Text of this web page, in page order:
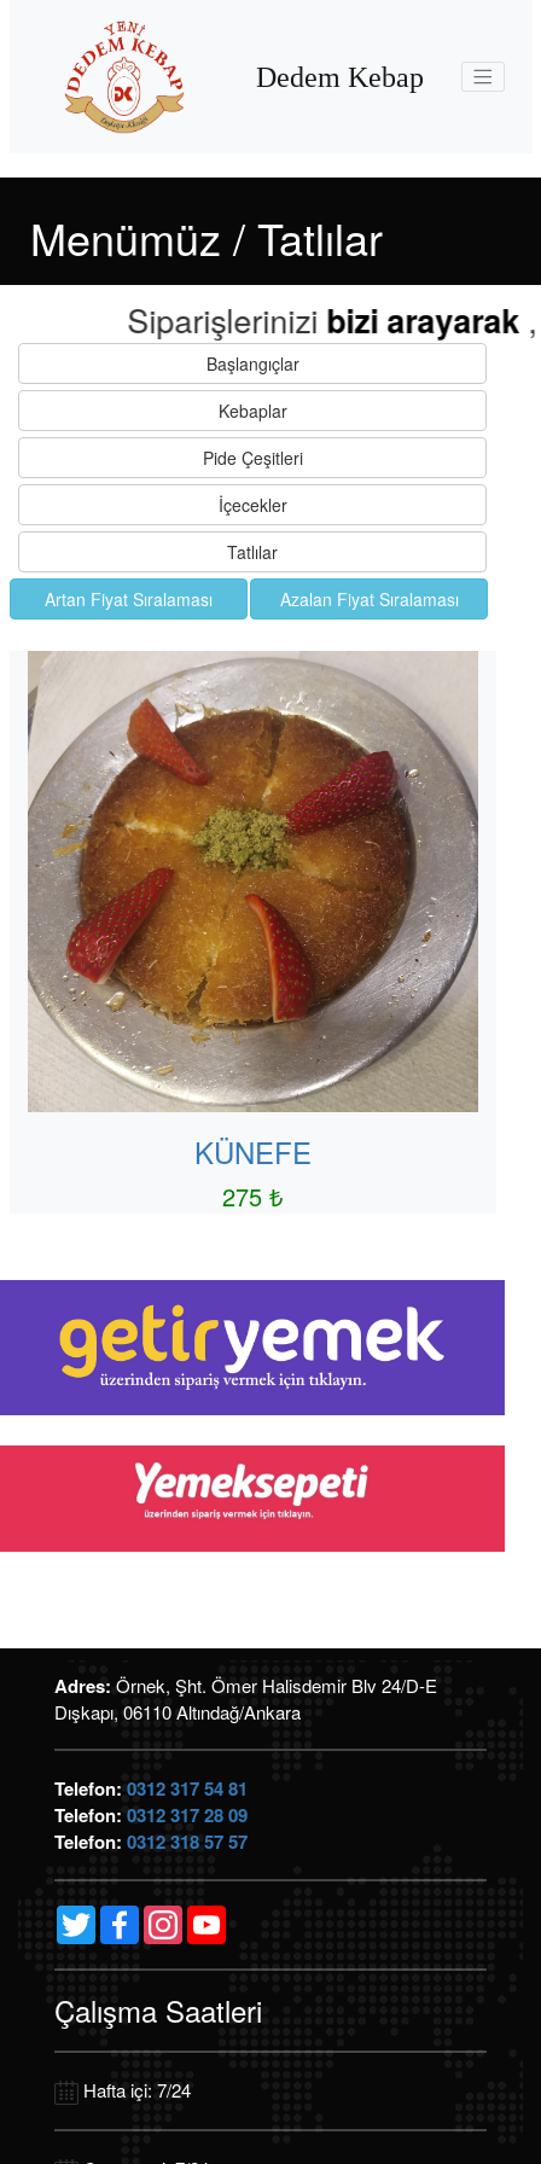
Dedem Kebap
Menümüz / Tatlılar
Siparişlerinizibizi arayarak,
Başlangıçlar
Kebaplar
Pide Çeşitleri
İçecekler
Tatlılar
Artan Fiyat Sıralaması
Azalan Fiyat Sıralaması
KÜNEFE
275 ₺
Adres: Örnek, Şht. Ömer Halisdemir Blv 24/D-E
Dışkapı, 06110 Altındağ/Ankara
Telefon: 0312 317 54 81
Telefon: 0312 317 28 09
Telefon: 0312 318 57 57
TwitterFacebookInstagram
Çalışma Saatleri
Hafta içi: 7/24